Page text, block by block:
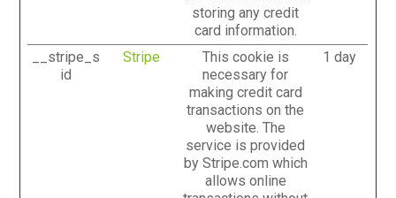
storing any credit
card information.
__stripe_s
id
Stripe
This cookie is
necessary for
making credit card
transactions on the
website. The
service is provided
by Stripe.com which
allows online
1 day